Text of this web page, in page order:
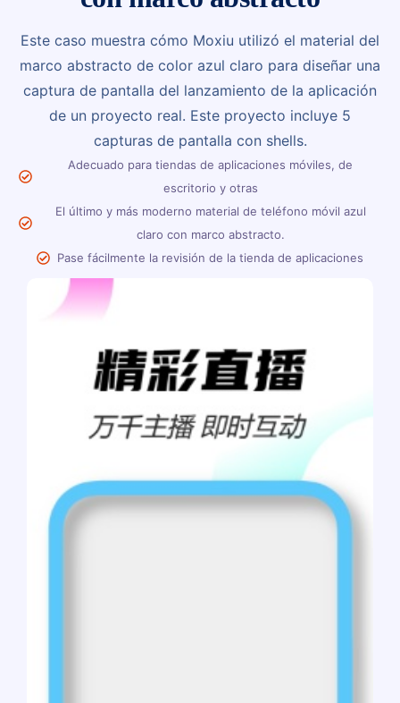
Este caso muestra cómo Moxiu utilizó el material del
marco abstracto de color azul claro para diseñar una
captura de pantalla del lanzamiento de la aplicación
de un proyecto real. Este proyecto incluye 5
capturas de pantalla con shells.
Adecuado para tiendas de aplicaciones móviles, de
escritorio y otras
El último y más moderno material de teléfono móvil azul
claro con marco abstracto.
Pase fácilmente la revisión de la tienda de aplicaciones